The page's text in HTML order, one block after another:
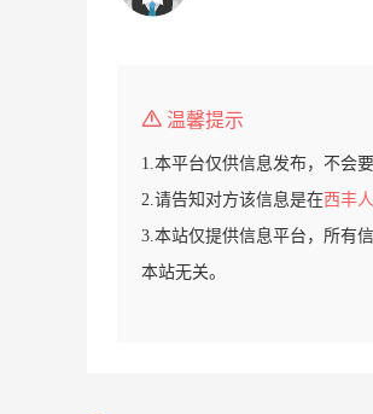
温馨提示
1.本平台仅供信息发布，不会
2.请告知对方该信息是在西丰
3.本站仅提供信息平台，所有
本站无关。